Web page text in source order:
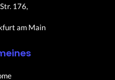
176,
am Main